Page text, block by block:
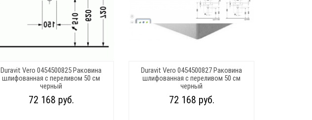
Duravit Vero 0454500825 Раковина
шлифованная с переливом 50 см
черный
72 168 руб.
Duravit Vero 0454500827 Раковина
шлифованная с переливом 50 см
черный
72 168 руб.